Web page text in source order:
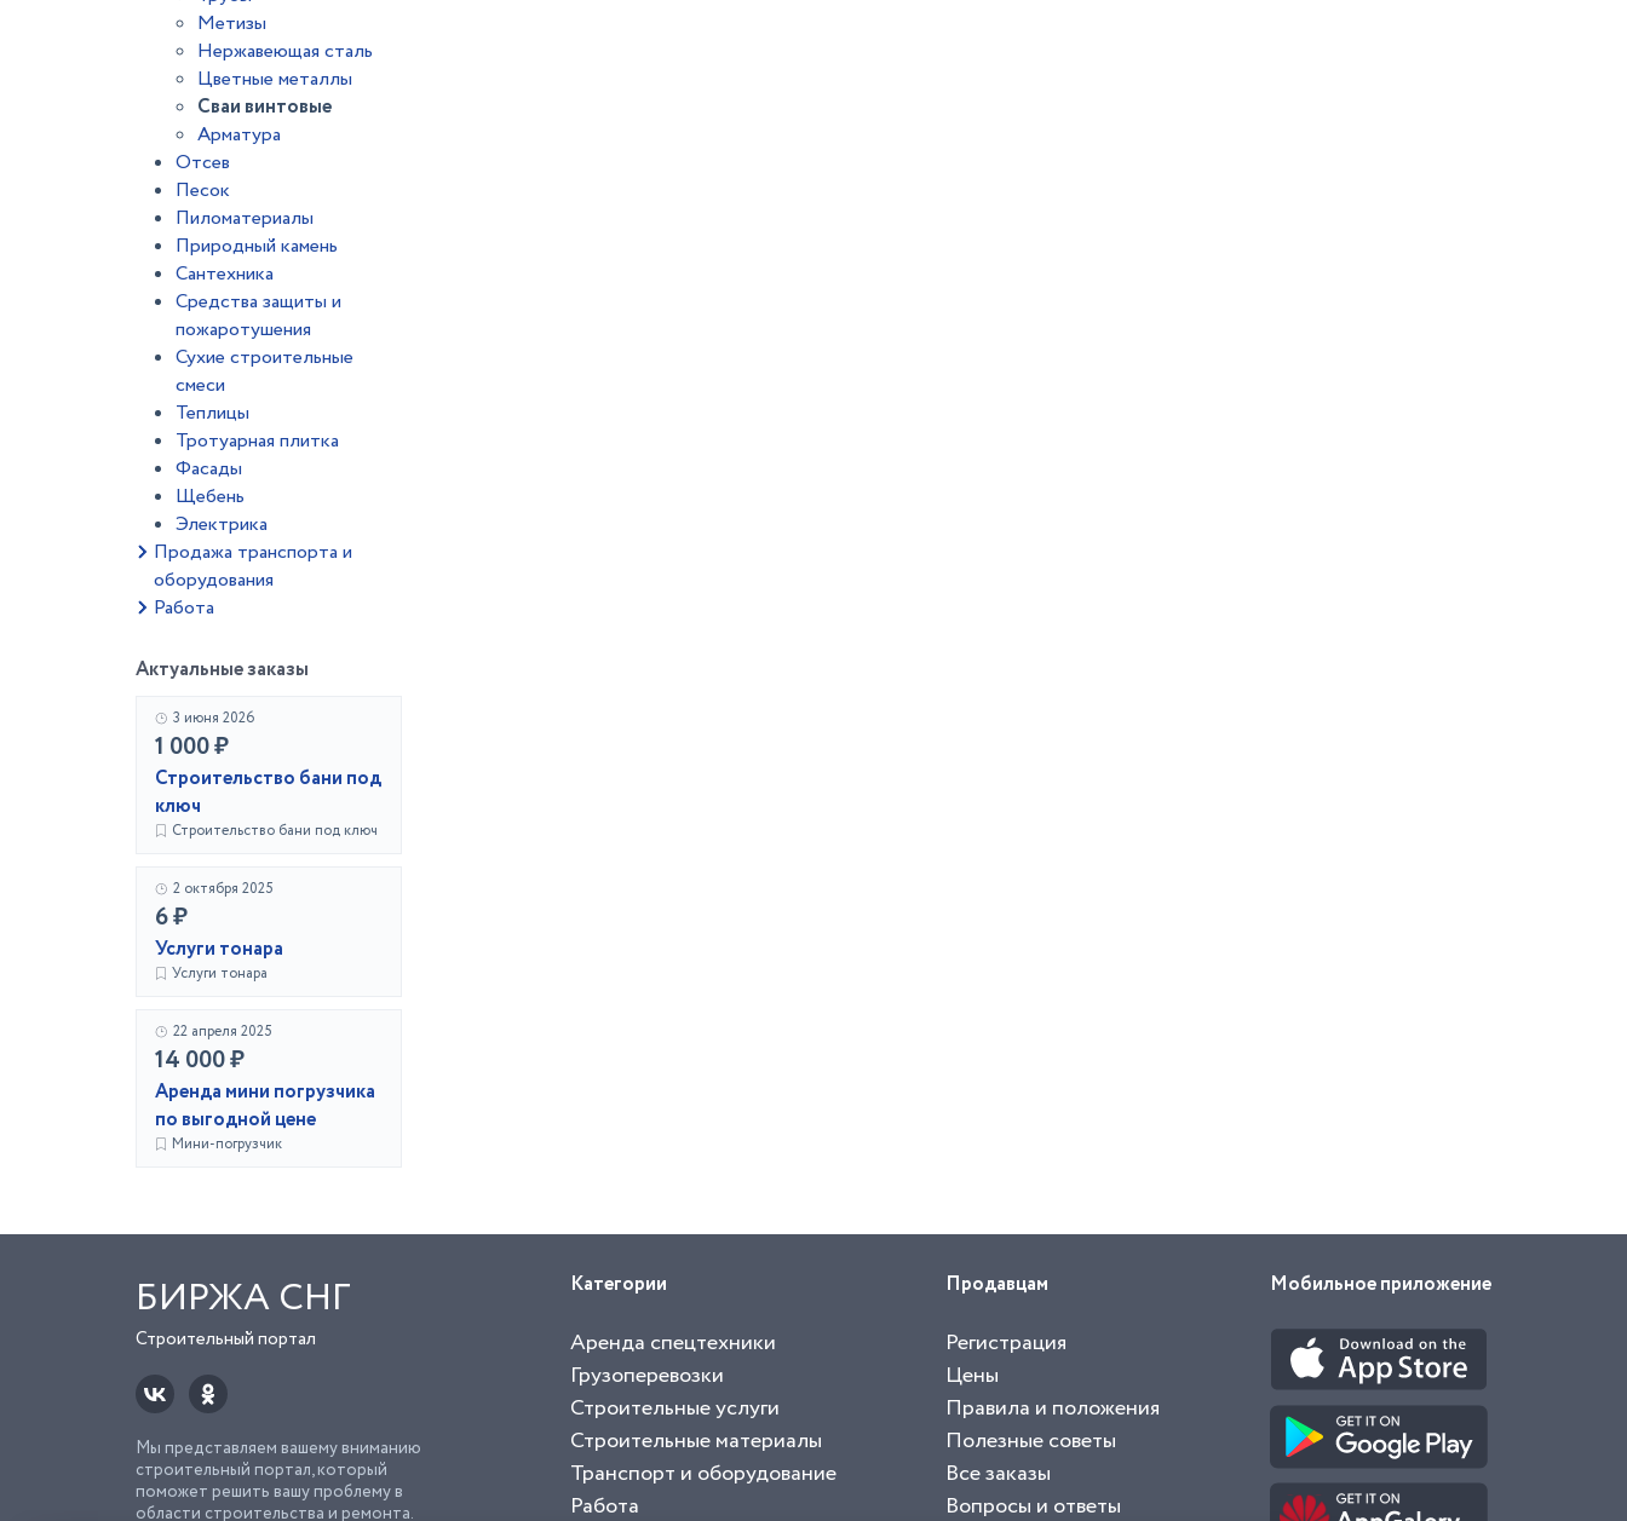
Метизы
Нержавеющая сталь
Цветные металлы
Сваи винтовые
Арматура
Отсев
Песок
Пиломатериалы
Природный камень
Сантехника
Средства защиты и
пожаротушения
Сухие строительные
смеси
Теплицы
Тротуарная плитка
Фасады
Щебень
Электрика
Продажа транспорта и
оборудования
Работа
Актуальные заказы
3 июня 2026
1 000 ₽
Строительство бани под
ключ
Строительство бани под ключ
2 октября 2025
6 ₽
Услуги тонара
Услуги тонара
22 апреля 2025
14 000 ₽
Аренда мини погрузчика
по выгодной цене
Мини-погрузчик
БИРЖА СНГ
Строительный портал
Мы представляем вашему вниманию
строительный портал, который
поможет решить вашу проблему в
области строительства и ремонта.
Категории
Аренда спецтехники
Грузоперевозки
Строительные услуги
Строительные материалы
Транспорт и оборудование
Работа
Продавцам
Регистрация
Цены
Правила и положения
Полезные советы
Все заказы
Вопросы и ответы
Мобильное приложение